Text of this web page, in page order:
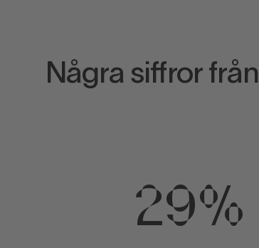
Några siffror
29%